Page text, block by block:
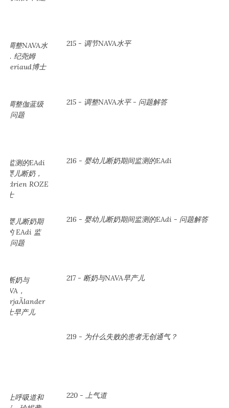
215 - 调节NAVA水平
215 - 调整NAVA水平 - 问题解答
216 - 婴幼儿断奶期间监测的EAdi
216 - 婴幼儿断奶期间监测的EAdi - 问题解答
217 - 断奶与NAVA早产儿
219 - 为什么失败的患者无创通气？
220 - 上气道